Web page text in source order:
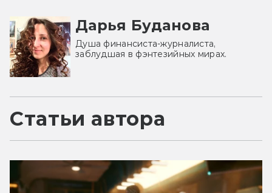
Дарья Буданова
Душа финансиста-журналиста,
заблудшая в фэнтезийных мирах.
Статьи автора